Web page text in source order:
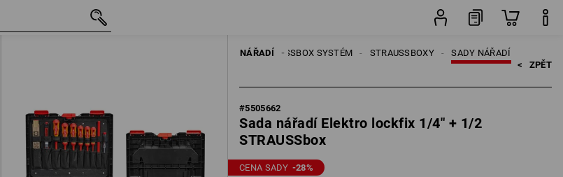
NÁŘADÍ SADY NÁŘADÍ
STRAUSSBOXY
STRAUSSBOX SYSTÉM
< ZPĚT
#5505662
Sada nářadí Elektro lockfix 1/4" + 1/2
STRAUSSbox
CENA SADY -28%
15 123,79 Kč
10 778,68 Kč
vč. DPH